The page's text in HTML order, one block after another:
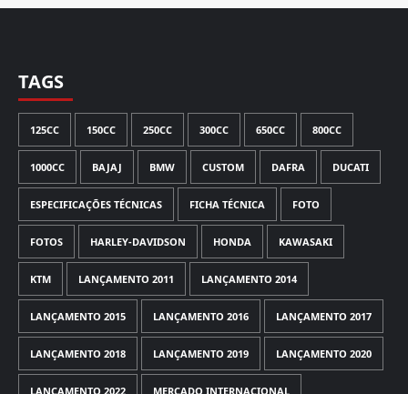
TAGS
125CC 150CC 250CC 300CC 650CC 800CC
1000CC BAJAJ BMW CUSTOM DAFRA DUCATI
ESPECIFICAÇÕES TÉCNICAS FICHA TÉCNICA FOTO
FOTOS HARLEY-DAVIDSON HONDA KAWASAKI
KTM LANÇAMENTO 2011 LANÇAMENTO 2014
LANÇAMENTO 2015 LANÇAMENTO 2016 LANÇAMENTO 2017
LANÇAMENTO 2018 LANÇAMENTO 2019 LANÇAMENTO 2020
LANÇAMENTO 2022 MERCADO INTERNACIONAL